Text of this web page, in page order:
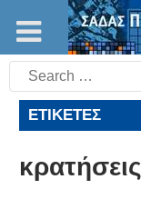
Search
for:
ΕΤΙΚΈΤΕΣ
κρατήσεις